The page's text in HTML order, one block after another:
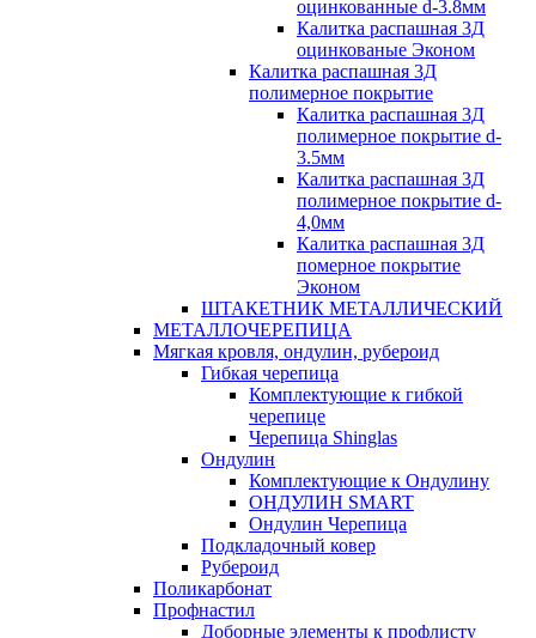
оцинкованные d-3.8мм
Калитка распашная 3Д
оцинкованые Эконом
Калитка распашная 3Д
полимерное покрытие
Калитка распашная 3Д
полимерное покрытие d-
3.5мм
Калитка распашная 3Д
полимерное покрытие d-
4,0мм
Калитка распашная 3Д
померное покрытие
Эконом
ШТАКЕТНИК МЕТАЛЛИЧЕСКИЙ
МЕТАЛЛОЧЕРЕПИЦА
Мягкая кровля, ондулин, рубероид
Гибкая черепица
Комплектующие к гибкой
черепице
Черепица Shinglas
Ондулин
Комплектующие к Ондулину
ОНДУЛИН SMART
Ондулин Черепица
Подкладочный ковер
Рубероид
Поликарбонат
Профнастил
Доборные элементы к профлисту